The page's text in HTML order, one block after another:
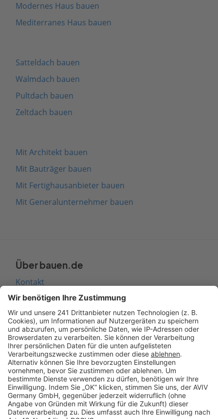
Modernes Haus bauen
Mediterranes Haus bauen
Satteldach bauen
Walmdach bauen
Pultdach bauen
Zeltdach bauen
Mit Architekt bauen
Mit Bauträger bauen
Mit Fertighausanbieter bauen
Mit Generalunternehmer bauen
Über bauen.de
Kontakt
Seitenaufbau
Barrierefreiheit
Cookie Einstellungen
Rechtliches
AGB-Übersicht
Datenschutz
Impressum